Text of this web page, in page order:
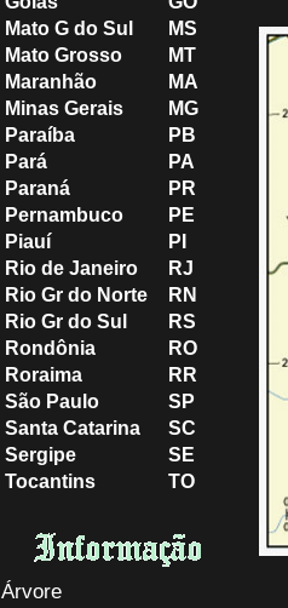
Mato G do Sul
MS
Mato Grosso
MT
Maranhão
MA
Minas Gerais
MG
Paraíba
PB
Pará
PA
Paraná
PR
Pernambuco
PE
Piauí
PI
Rio de Janeiro
RJ
Rio Gr do Norte
RN
Rio Gr do Sul
RS
Rondônia
RO
Roraima
RR
São Paulo
SP
Santa Catarina
SC
Sergipe
SE
Tocantins
TO
Árvore